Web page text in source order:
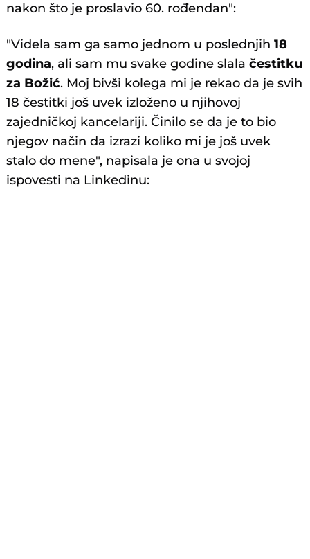
nakon što je proslavio 60. rođendan":
"Videla sam ga samo jednom u poslednjih18
godina, ali sam mu svake godine slalačestitku
za Božić. Moj bivši kolega mi je rekao da je svih
18 čestitki još uvek izloženo u njihovoj
zajedničkoj kancelariji. Činilo se da je to bio
njegov način da izrazi koliko mi je još uvek
stalo do mene", napisala je ona u svojoj
ispovesti na Linkedinu: